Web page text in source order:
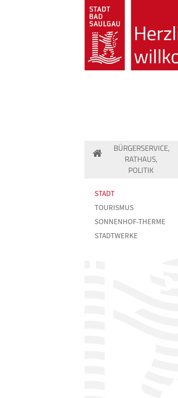
BÜRGERSERVICE,
RATHAUS,
POLITIK
STADT
TOURISMUS
SONNENHOF-THERME
STADTWERKE